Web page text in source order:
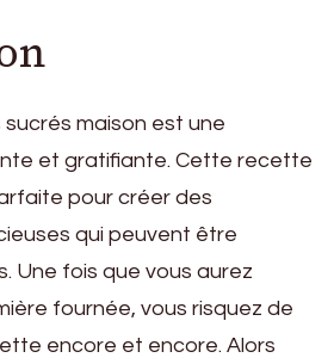
maison est une
et gratifiante. Cette recette
pour créer des
qui peuvent être
Une fois que vous aurez
fournée, vous risquez de
encore et encore. Alors